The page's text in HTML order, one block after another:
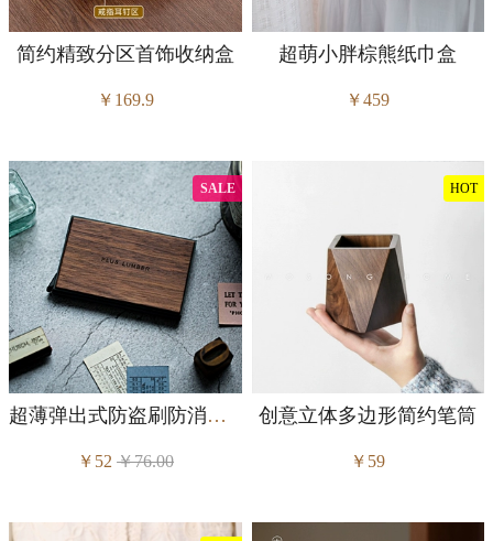
简约精致分区首饰收纳盒
￥169.9
超萌小胖棕熊纸巾盒
￥459
超薄弹出式防盗刷防消磁卡夹收纳盒
￥52￥76.00
SALE
创意立体多边形简约笔筒
￥59
HOT